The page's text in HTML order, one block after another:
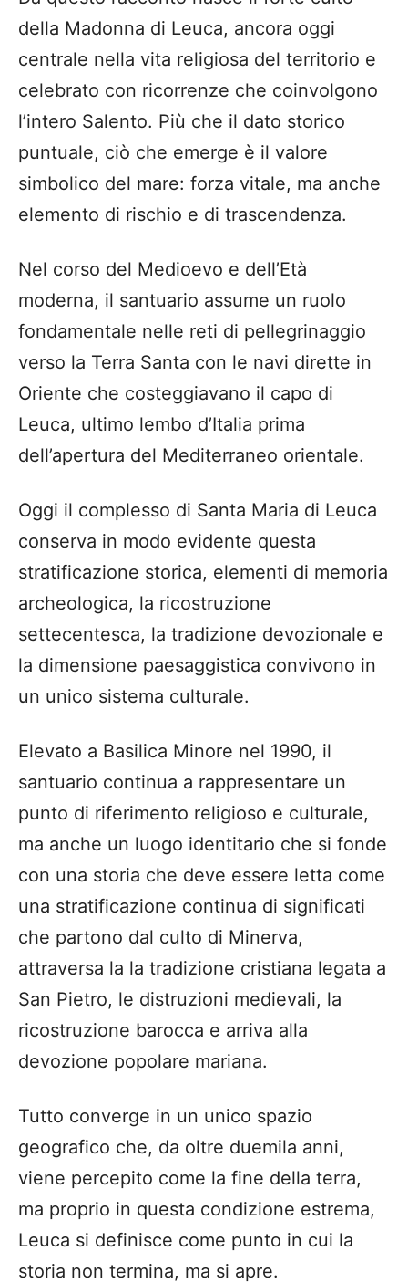
della Madonna di Leuca, ancora oggi
centrale nella vita religiosa del territorio e
celebrato con ricorrenze che coinvolgono
l’intero Salento. Più che il dato storico
puntuale, ciò che emerge è il valore
simbolico del mare: forza vitale, ma anche
elemento di rischio e di trascendenza.
Nel corso del Medioevo e dell’Età
moderna, il santuario assume un ruolo
fondamentale nelle reti di pellegrinaggio
verso la Terra Santa con le navi dirette in
Oriente che costeggiavano il capo di
Leuca, ultimo lembo d’Italia prima
dell’apertura del Mediterraneo orientale.
Oggi il complesso di Santa Maria di Leuca
conserva in modo evidente questa
stratificazione storica, elementi di memoria
archeologica, la ricostruzione
settecentesca, la tradizione devozionale e
la dimensione paesaggistica convivono in
un unico sistema culturale.
Elevato a Basilica Minore nel 1990, il
santuario continua a rappresentare un
punto di riferimento religioso e culturale,
ma anche un luogo identitario che si fonde
con una storia che deve essere letta come
una stratificazione continua di significati
che partono dal culto di Minerva,
attraversa la la tradizione cristiana legata a
San Pietro, le distruzioni medievali, la
ricostruzione barocca e arriva alla
devozione popolare mariana.
Tutto converge in un unico spazio
geografico che, da oltre duemila anni,
viene percepito come la fine della terra,
ma proprio in questa condizione estrema,
Leuca si definisce come punto in cui la
storia non termina, ma si apre.